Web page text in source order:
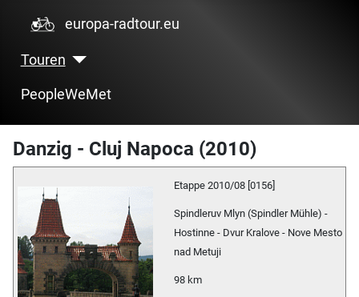
europa-radtour.eu
Touren
PeopleWeMet
Danzig - Cluj Napoca (2010)
Etappe 2010/08 [0156]
Spindleruv Mlyn (Spindler Mühle) -
Hostinne - Dvur Kralove - Nove Mesto
nad Metuji
98 km